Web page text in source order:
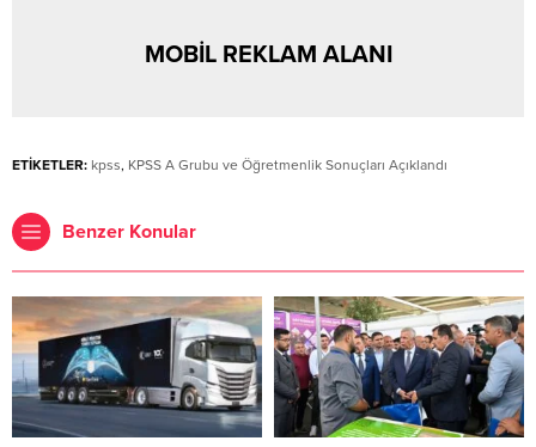
MOBİL REKLAM ALANI
ETİKETLER: kpss, KPSS A Grubu ve Öğretmenlik Sonuçları Açıklandı
Benzer Konular